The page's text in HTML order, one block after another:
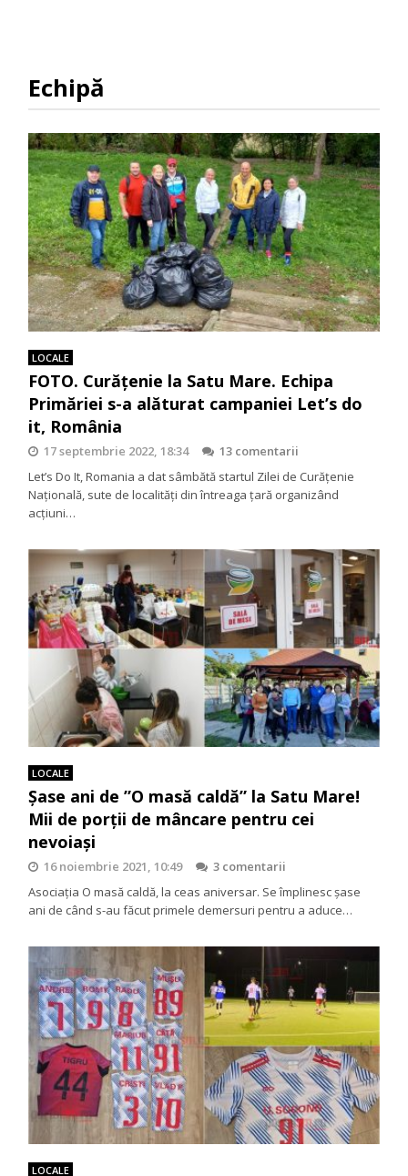
Echipă
LOCALE
FOTO. Curățenie la Satu Mare. Echipa
Primăriei s-a alăturat campaniei Let’s do
it, România
17 septembrie 2022, 18:34
13 comentarii
Let’s Do It, Romania a dat sâmbătă startul Zilei de Curăţenie
Naţională, sute de localităţi din întreaga ţară organizând
acţiuni…
LOCALE
Șase ani de ”O masă caldă” la Satu Mare!
Mii de porții de mâncare pentru cei
nevoiași
16 noiembrie 2021, 10:49
3 comentarii
Asociația O masă caldă, la ceas aniversar. Se împlinesc șase
ani de când s-au făcut primele demersuri pentru a aduce…
LOCALE